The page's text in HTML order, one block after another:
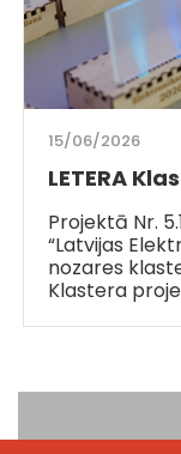
15/06/2026
LETERA
Projektā Nr.
“Latvijas
nozares
Klastera